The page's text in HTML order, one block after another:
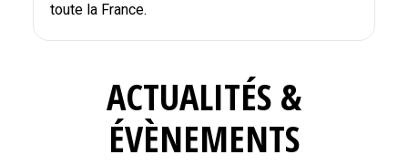
toute la France.
ACTUALITÉS &
ÉVÈNEMENTS